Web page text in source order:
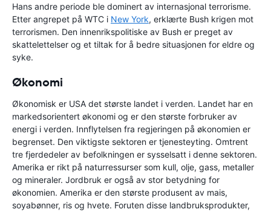
Hans andre periode ble dominert av internasjonal terrorisme.
Etter angrepet på WTC i New York, erklærte Bush krigen mot
terrorismen. Den innenrikspolitiske av Bush er preget av
skattelettelser og et tiltak for å bedre situasjonen for eldre og
syke.
Økonomi
Økonomisk er USA det største landet i verden. Landet har en
markedsorientert økonomi og er den største forbruker av
energi i verden. Innflytelsen fra regjeringen på økonomien er
begrenset. Den viktigste sektoren er tjenesteyting. Omtrent
tre fjerdedeler av befolkningen er sysselsatt i denne sektoren.
Amerika er rikt på naturressurser som kull, olje, gass, metaller
og mineraler. Jordbruk er også av stor betydning for
økonomien. Amerika er den største produsent av mais,
soyabønner, ris og hvete. Foruten disse landbruksprodukter,